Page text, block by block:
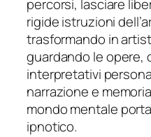
percorsi, lasciare
rigide istruzioni
trasformando in
guardando le opere,
interpretativi
narrazione e
mondo mentale
ipnotico.